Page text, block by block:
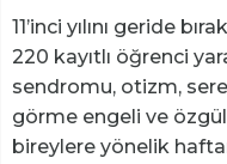
11’inci yılını geride
220 kayıtlı öğrenci
sendromu, otizm,
görme engeli ve
bireylere yönelik